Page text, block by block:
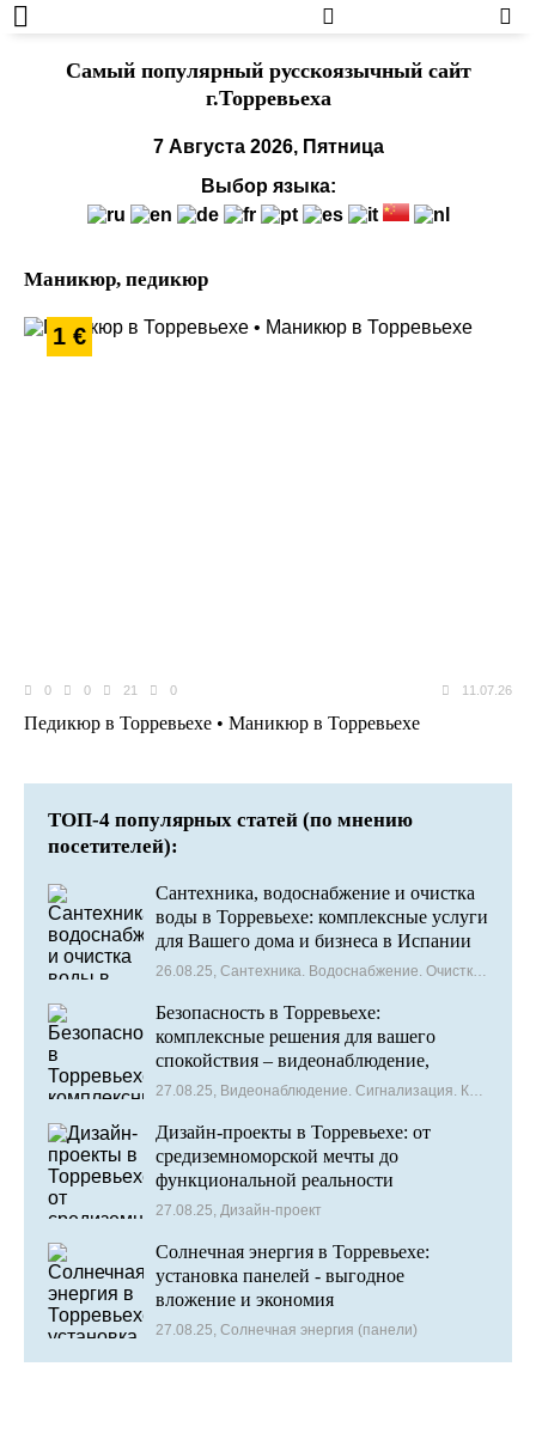
Cамый популярный русскоязычный сайт
г.Торревьеха
7 Августа 2026, Пятница
Выбор языка:
Маникюр, педикюр
0 0 21 0 11.07.26
Педикюр в Торревьехе • Маникюр в Торревьехе
1 €
ТОП-4 популярных статей (по мнению
посетителей):
Сантехника, водоснабжение и очистка
воды в Торревьехе: комплексные услуги
для Вашего дома и бизнеса в Испании
Безопасность в Торревьехе:
комплексные решения для вашего
спокойствия – видеонаблюдение,
сигнализация и контроль доступа
Дизайн-проекты в Торревьехе: от
средиземноморской мечты до
функциональной реальности
27.08.25, Дизайн-проект
Солнечная энергия в Торревьехе:
установка панелей - выгодное
вложение и экономия
27.08.25, Солнечная энергия (панели)